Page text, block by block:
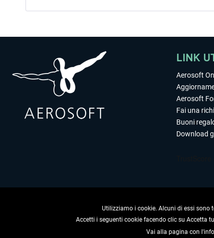
LINK
Aerosoft
Aerosoft
Fai una
Buoni
Download
Utilizziamo i cookie. Alcuni di essi sono
Accetti i seguenti cookie facendo clic su Accetta
Vai alla pagina con